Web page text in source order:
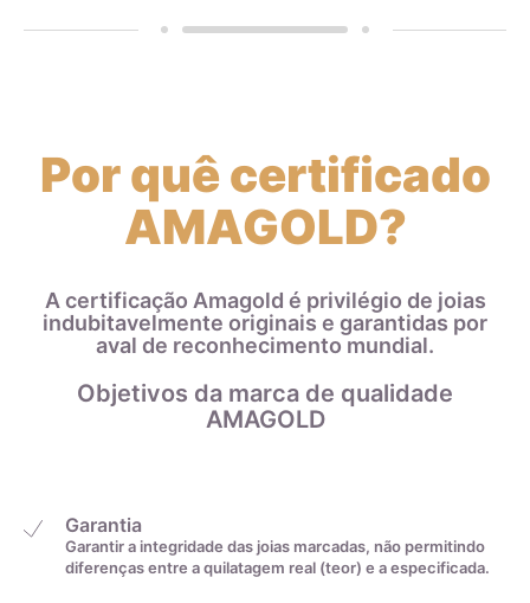
Por quê certificado
AMAGOLD?
A certificação Amagold é privilégio de joias
indubitavelmente originais e garantidas por
aval de reconhecimento mundial.
Objetivos da marca de qualidade
AMAGOLD
Garantia
Garantir a integridade das joias marcadas, não permitindo
diferenças entre a quilatagem real (teor) e a especificada.